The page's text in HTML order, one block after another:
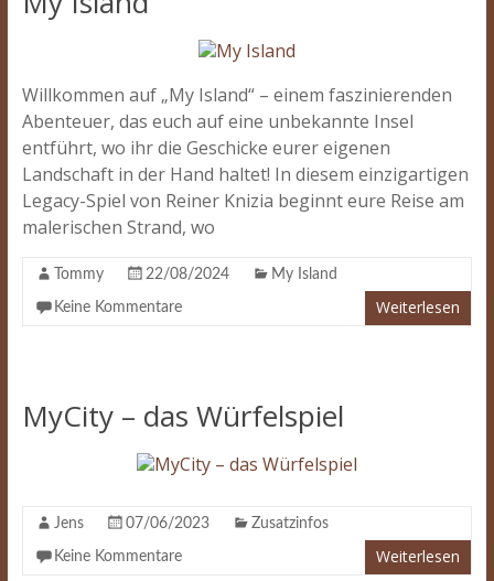
Willkommen auf „My Island“ – einem faszinierenden
Abenteuer, das euch auf eine unbekannte Insel
entführt, wo ihr die Geschicke eurer eigenen
Landschaft in der Hand haltet! In diesem einzigartigen
Legacy-Spiel von Reiner Knizia beginnt eure Reise am
malerischen Strand, wo
Tommy 22/08/2024 My Island
Keine Kommentare Weiterlesen
MyCity – das Würfelspiel
Jens 07/06/2023 Zusatzinfos
Keine Kommentare Weiterlesen